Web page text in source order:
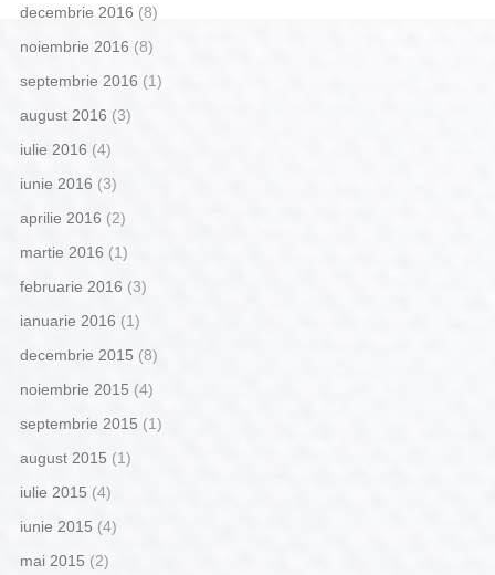
decembrie 2016 (8)
noiembrie 2016 (8)
septembrie 2016 (1)
august 2016 (3)
iulie 2016 (4)
iunie 2016 (3)
aprilie 2016 (2)
martie 2016 (1)
februarie 2016 (3)
ianuarie 2016 (1)
decembrie 2015 (8)
noiembrie 2015 (4)
septembrie 2015 (1)
august 2015 (1)
iulie 2015 (4)
iunie 2015 (4)
mai 2015 (2)